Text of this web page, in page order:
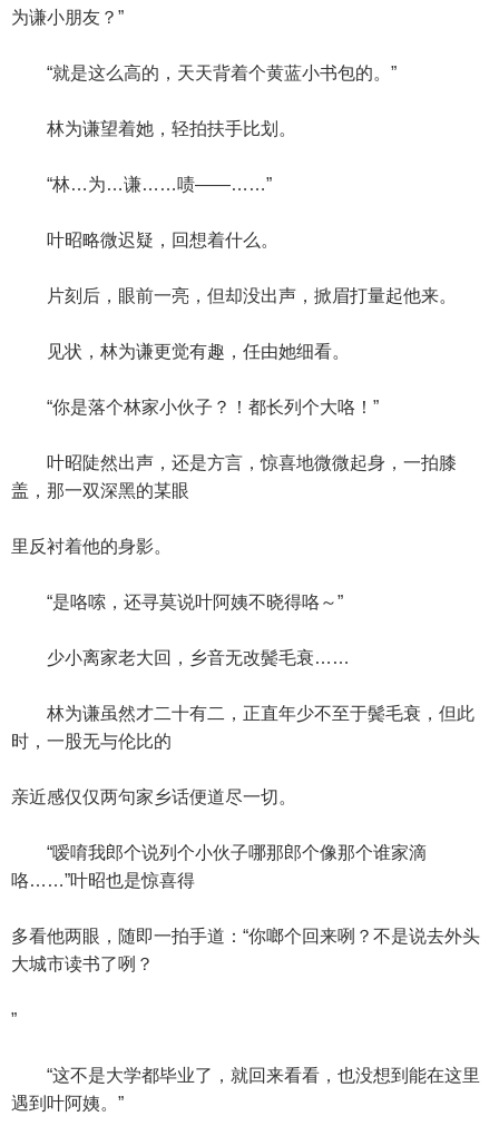
为谦小朋友？”
“就是这么高的，天天背着个黄蓝小书包的。”
林为谦望着她，轻拍扶手比划。
“林…为…谦……啧——……”
叶昭略微迟疑，回想着什么。
片刻后，眼前一亮，但却没出声，掀眉打量起他来。
见状，林为谦更觉有趣，任由她细看。
“你是落个林家小伙子？！都长列个大咯！”
叶昭陡然出声，还是方言，惊喜地微微起身，一拍膝
盖，那一双深黑的某眼
里反衬着他的身影。
“是咯嗦，还寻莫说叶阿姨不晓得咯～”
少小离家老大回，乡音无改鬓毛衰……
林为谦虽然才二十有二，正直年少不至于鬓毛衰，但此
时，一股无与伦比的
亲近感仅仅两句家乡话便道尽一切。
“嗳唷我郎个说列个小伙子哪那郎个像那个谁家滴
咯……”叶昭也是惊喜得
多看他两眼，随即一拍手道：“你啷个回来咧？不是说去外头
大城市读书了咧？
”
“这不是大学都毕业了，就回来看看，也没想到能在这里
遇到叶阿姨。”